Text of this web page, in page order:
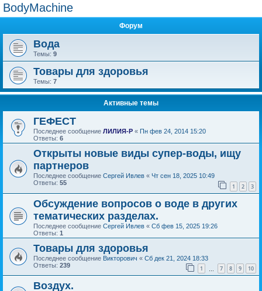
BodyMachine
Форум
Вода
Темы: 9
Товары для здоровья
Темы: 7
Активные темы
ГЕФЕСТ
Последнее сообщение ЛИЛИЯ-Р « Пн фев 24, 2014 15:20
Ответы: 6
Открыты новые виды супер-воды, ищу
партнеров
Последнее сообщение Сергей Ивлев « Чт сен 18, 2025 10:49
Ответы: 55 1 2 3
Обсуждение вопросов о воде в других
тематических разделах.
Последнее сообщение Сергей Ивлев « Сб фев 15, 2025 19:26
Ответы: 1
Товары для здоровья
Последнее сообщение Викторович « Сб дек 21, 2024 18:33
Ответы: 239 1 7 8 9 10
Воздух.